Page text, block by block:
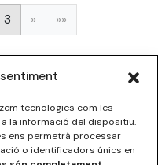
tecnologies com les
la informació del dispositiu.
ens permetrà processar
o identificadors únics en
3 » »»
LES ILLES BALEARS